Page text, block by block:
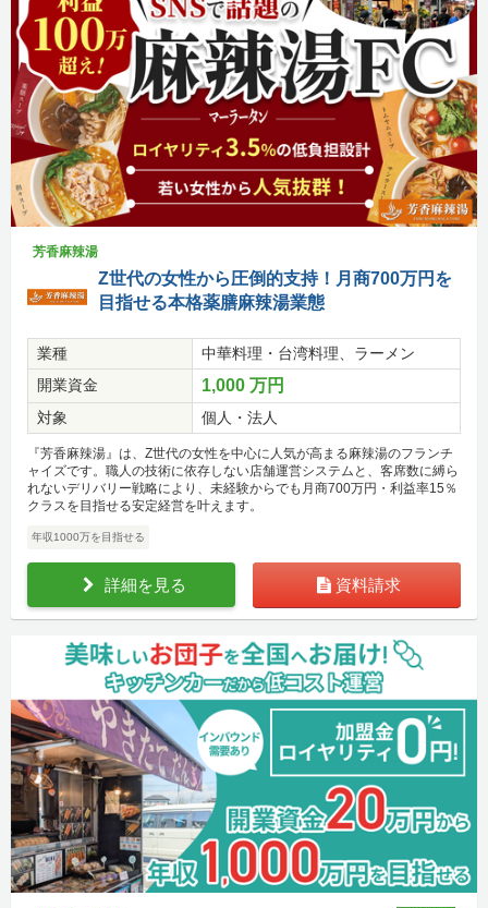
芳香麻辣湯
Z世代の女性から圧倒的支持！月商700万円を
目指せる本格薬膳麻辣湯業態
業種
中華料理・台湾料理、ラーメン
開業資金
1,000 万円
対象 個人・法人
『芳香麻辣湯』は、Z世代の女性を中心に人気が高まる麻辣湯のフランチ
ャイズです。職人の技術に依存しない店舗運営システムと、客席数に縛ら
れないデリバリー戦略により、未経験からでも月商700万円・利益率15％
クラスを目指せる安定経営を叶えます。
年収1000万を目指せる
詳細を見る 資料請求